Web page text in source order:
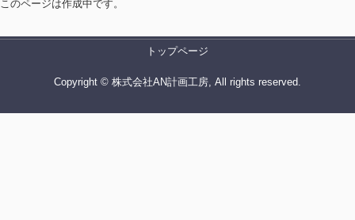
このページは作成中です。
トップページ
Copyright © 株式会社AN計画工房, All rights reserved.